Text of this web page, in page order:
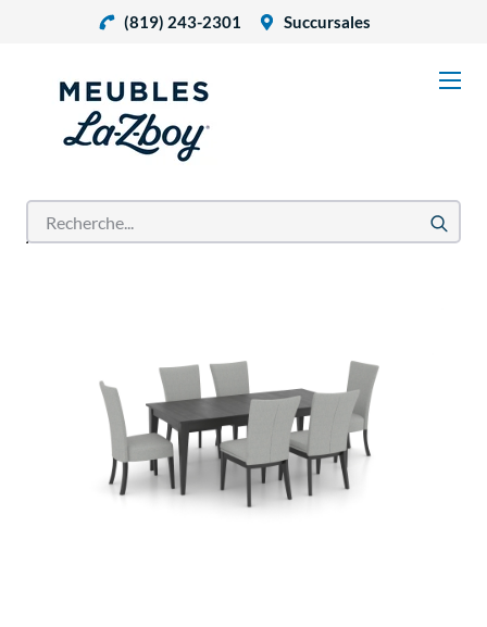
(819) 243-2301 Succursales
Accueil Produits